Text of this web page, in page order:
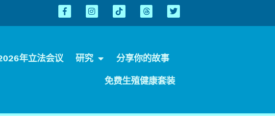
年立法会议 研究
分享你的故事
免费生殖健康套装